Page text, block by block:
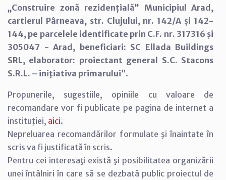
„Construire zonă rezidențială” Municipiul Arad,
cartierul Pârneava, str. Clujului, nr. 142/A și 142-
144, pe parcelele identificate prin C.F. nr. 317316 și
305047 - Arad, beneficiari: SC Ellada Buildings
SRL, elaborator: proiectant general S.C. Stacons
S.R.L. – iniţiativa primarului”.
Propunerile, sugestiile, opiniile cu valoare de
recomandare vor fi publicate pe pagina de internet a
instituţiei, aici.
Nepreluarea recomandărilor formulate şi înaintate în
scris va fi justificată în scris.
Pentru cei interesaţi există şi posibilitatea organizării
unei întâlniri în care să se dezbată public proiectul de